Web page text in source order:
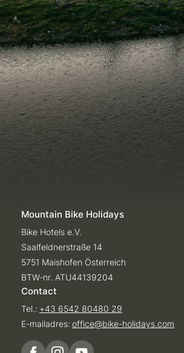
Mountain Bike Holidays
Bike Hotels e.V.
Saalfeldnerstraße 14
5751 Maishofen Österreich
BTW-nr. ATU44139204
Contact
Tel.: +43 6542 80480 29
E-mailadres: office@bike-holidays.com